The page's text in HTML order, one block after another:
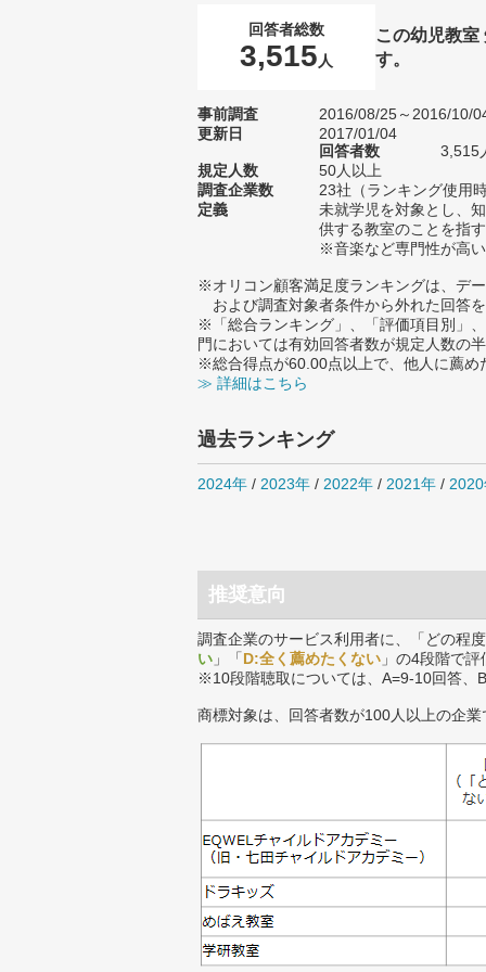
回答者総数
3,515 人
この幼児教
す。
事前調査
2016/08/25～2016/10/
更新日
2017/01/04
回答者数
3,515
規定人数
50人以上
調査企業数
23社（ランキング使用
定義
未就学児を対象とし、
供する教室のことを指
※音楽など専門性が高
※オリコン顧客満足度ランキングは、デ
および調査対象者条件から外れた回答
※「総合ランキング」、「評価項目別」
門においては有効回答者数が規定人数の
※総合得点が60.00点以上で、他人に薦め
≫ 詳細はこちら
過去ランキング
2024年 / 2023年 / 2022年 / 2021年 /
推奨意向
調査企業のサービス利用者に、「どの程
い 」「D:全く薦めたくない 」の4段階で
※10段階聴取については、A=9-10回答、
商標対象は、回答者数が100人以上の企業